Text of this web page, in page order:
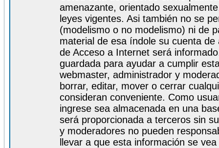
amenazante, orientado
leyes vigentes. Asi también no se
(modelismo o no modelismo) ni de
material de esa índole su cuenta
de Acceso a Internet será
guardada para ayudar a cumplir
webmaster, administrador y
borrar, editar, mover o cerrar
consideran conveniente. Como
ingrese sea almacenada en una
será proporcionada a terceros sin
y moderadores no pueden
llevar a que esta información se